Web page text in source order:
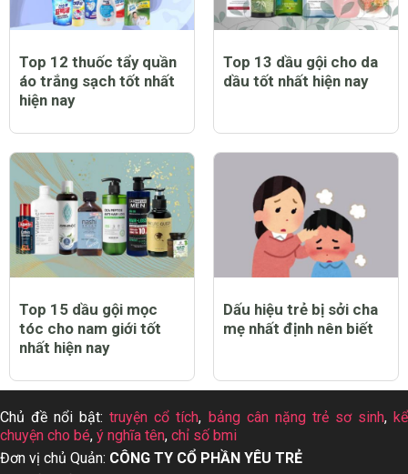
Top 12 thuốc tẩy quần
áo trắng sạch tốt nhất
hiện nay
Top 13 dầu gội cho da
dầu tốt nhất hiện nay
Top 15 dầu gội mọc
tóc cho nam giới tốt
nhất hiện nay
Dấu hiệu trẻ bị sởi cha
mẹ nhất định nên biết
Chủ đề nổi bật:truyện cổ tích, bảng cân nặng trẻ sơ sinh, kể
chuyện cho bé, ý nghĩa tên, chỉ số bmi
Đơn vị chủ Quản: CÔNG TY CỔ PHẦN YÊU TRẺ